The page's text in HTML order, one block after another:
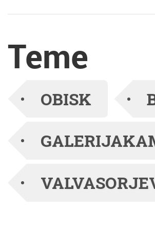
izmed vodij
Blišč in beda
brona:
arheologinja,
so najdbo med
uzrle na
Teme
OBISK